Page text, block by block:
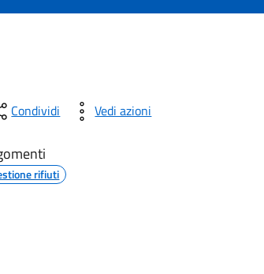
Condividi Vedi azioni
rifiuti